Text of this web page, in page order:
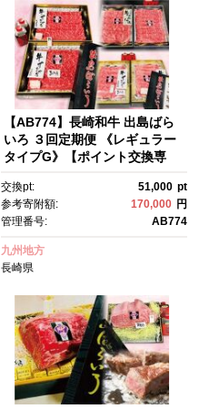
【AB774】長崎和牛 出島ばら
いろ ３回定期便 《レギュラー
タイプG》【ポイント交換専
交換pt: 51,000 pt
参考寄附額:
170,000 円
管理番号:
AB774
九州地方
長崎県